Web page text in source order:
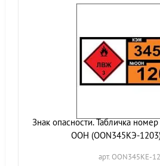
Знак опасности. Табличка
ООН (OON345КЭ-
арт. OON345KE-